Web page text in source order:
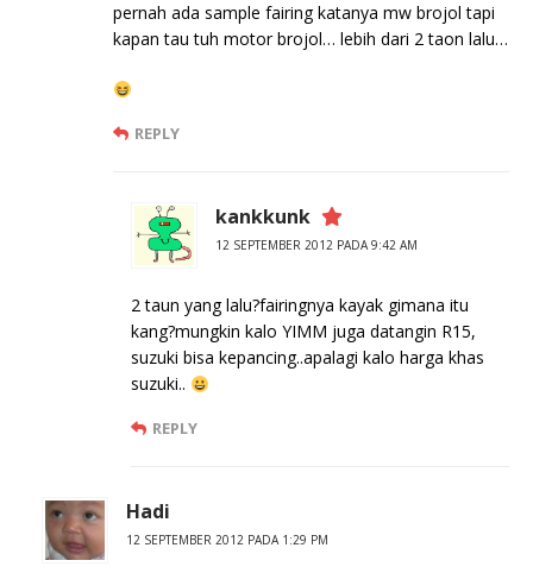
pernah ada sample fairing katanya mw brojol tapi
kapan tau tuh motor brojol… lebih dari 2 taon lalu…
REPLY
kankkunk
12 SEPTEMBER 2012 PADA 9:42 AM
2 taun yang lalu?fairingnya kayak gimana itu
kang?mungkin kalo YIMM juga datangin R15,
suzuki bisa kepancing..apalagi kalo harga khas
suzuki..
REPLY
Hadi
12 SEPTEMBER 2012 PADA 1:29 PM